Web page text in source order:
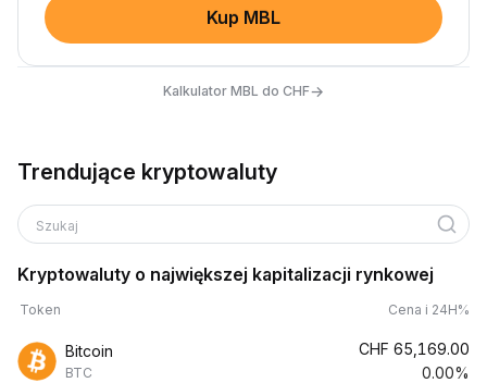
Kup MBL
Kalkulator MBL do CHF→
Trendujące kryptowaluty
Szukaj
Kryptowaluty o największej kapitalizacji rynkowej
Token Cena i 24H%
Bitcoin
BTC
CHF 65,169.00
0.00%